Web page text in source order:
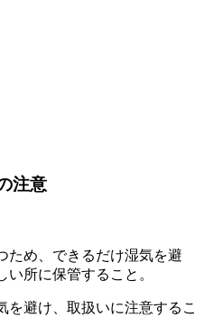
注意
め、できるだけ湿気を避
所に保管すること。
避け、取扱いに注意するこ